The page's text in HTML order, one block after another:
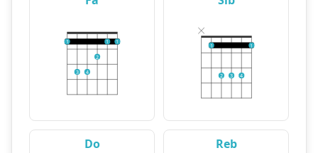
1
3 4
2
1 1
1
2 3 4
1
Do Reb